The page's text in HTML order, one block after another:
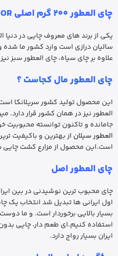
چای العطور 200 گرم اصلی AL-OUTOR
یکی از برند های معروف چایی در
سالیان درازی است وارد کشور ما شده
علاوه بر چای سیاه، چای العطور سبز
چای العطور مال کجاست ؟
این محصول تولید کشور سریلانکا
جامانده و تاکنون توانسته محبوبیت
العطور سیلان از بهترین و باکیفیت
است.این محصول از مزارع کشت چایی
چای العطور اصل
اول ایرانی ها تبدیل شد انتخاب یک
بسیار بالایی برخوردار است. و ما
استفاده کنیم.ای طعم دار، چایی
ایران بسیار رواج دارد.